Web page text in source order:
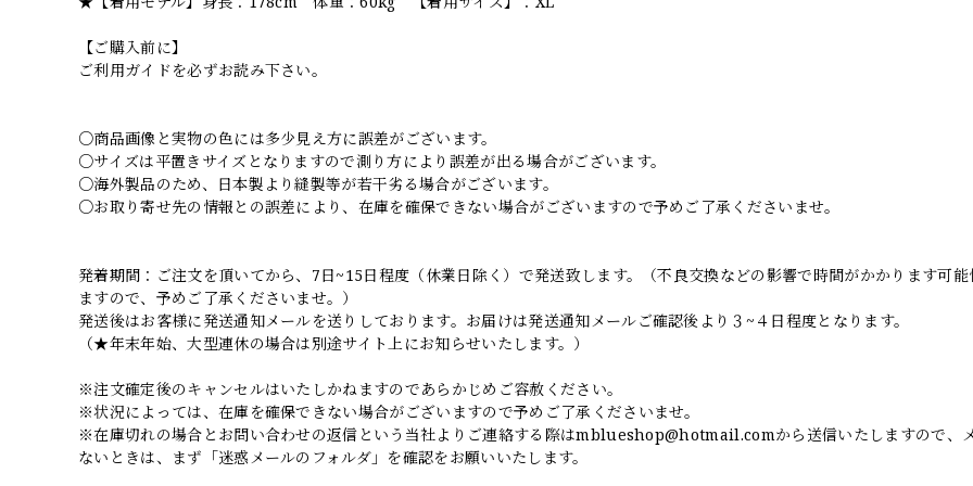
【ご購入前に】
ご利用ガイドを必ずお読み下さい。
○商品画像と実物の色には多少見え方に誤差がございます。
○サイズは平置きサイズとなりますので測り方により誤差が出る場合がございます。
○海外製品のため、日本製より縫製等が若干劣る場合がございます。
○お取り寄せ先の情報との誤差により、在庫を確保できない場合がございますので予めご了承くださいませ。
発着期間：ご注文を頂いてから、7日~15日程度（休業日除く）で発送致します。（不良交換などの影響で時間がかかります可能
ますので、予めご了承くださいませ。）
発送後はお客様に発送通知メールを送りしております。お届けは発送通知メールご確認後より３~４日程度となります。
（★年末年始、大型連休の場合は別途サイト上にお知らせいたします。）
※注文確定後のキャンセルはいたしかねますのであらかじめご容赦ください。
※状況によっては、在庫を確保できない場合がございますので予めご了承くださいませ。
※在庫切れの場合とお問い合わせの返信という当社よりご連絡する際はmblueshop@hotmail.comから送信いたしますので、
ないときは、まず「迷惑メールのフォルダ」を確認をお願いいたします。